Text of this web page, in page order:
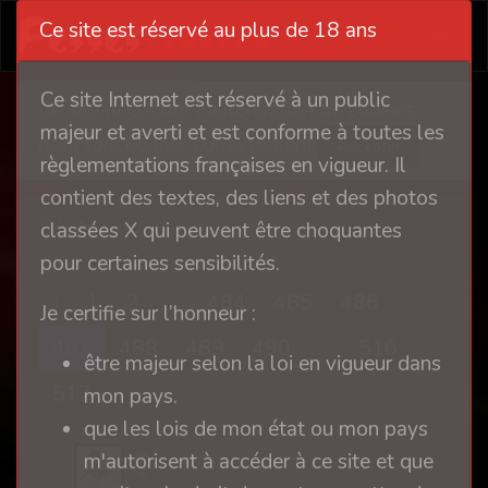
Ce site nécessite l'autorisation de cookies
pour fonctionner correctement
Accepter
Récits
‹ 1 2 ... 484
487
488 489 490
517
›
TSM
Ce site est réservé au plus de 18 ans
Ce site Internet est réservé à un public
majeur et averti et est conforme à toutes les
règlementations françaises en vigueur. Il
contient des textes, des liens et des photos
classées X qui peuvent être choquantes
pour certaines sensibilités.
Je certifie sur l’honneur :
être majeur selon la loi en vigueur dans
mon pays.
que les lois de mon état ou mon pays
m'autorisent à accéder à ce site et que